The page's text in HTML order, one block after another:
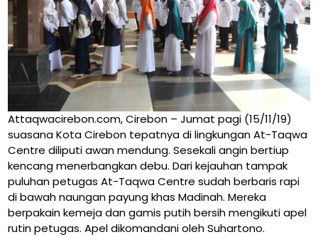
Attaqwacirebon.com, Cirebon – Jumat pagi (15/11/19)
suasana Kota Cirebon tepatnya di lingkungan At-Taqwa
Centre diliputi awan mendung. Sesekali angin bertiup
kencang menerbangkan debu. Dari kejauhan tampak
puluhan petugas At-Taqwa Centre sudah berbaris rapi
di bawah naungan payung khas Madinah. Mereka
berpakain kemeja dan gamis putih bersih mengikuti apel
rutin petugas. Apel dikomandani oleh Suhartono.